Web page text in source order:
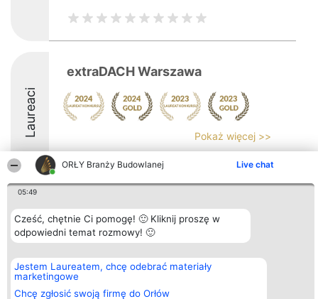
ORŁY Branży Budowlanej Live chat
05:49
Cześć, chętnie Ci pomogę! 🙂 Kliknij proszę w
odpowiedni temat rozmowy! 🙂
Jestem Laureatem, chcę odebrać materiały
marketingowe
Chcę zgłosić swoją firmę do Orłów
Laureaci
extraDACH Warszawa
Pokaż więcej >>
Organizator plebiscytu
Bright Side Solutions sp. z o.
o. sp. k.
ul. Ruska 22
KRS 0000749100 | Regon
381313360 | NIP 8943132676
Plebiscyt
Laureaci
Lista
wszystkich
Zasady
Polityka
Kontakt